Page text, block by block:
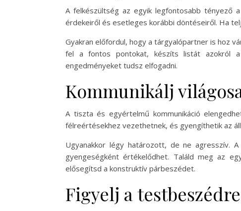
A felkészültség az egyik legfontosabb tényező
érdekeiről és esetleges korábbi döntéseiről. Ha
Gyakran előfordul, hogy a tárgyalópartner is hoz
fel a fontos pontokat, készíts listát azokról a
engedményeket tudsz elfogadni.
Kommunikálj
A tiszta és egyértelmű kommunikáció
félreértésekhez vezethetnek, és gyengíthetik az
Ugyanakkor légy határozott, de ne agresszív.
gyengeségként értékelődhet. Találd meg az
elősegítsd a konstruktív párbeszédet.
Figyelj a